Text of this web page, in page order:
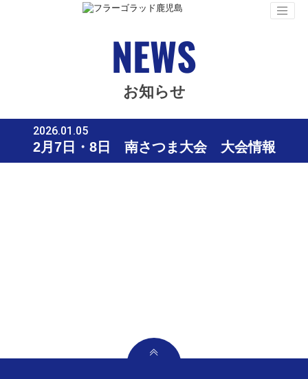
お知らせ
NEWS
2月7日・8日 南さつま大会 大会情報
2026.01.05